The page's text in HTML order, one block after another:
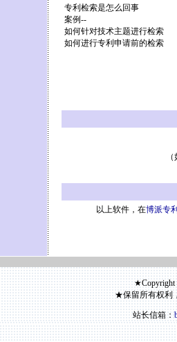
专利检索是怎么回事
案例--
如何针对技术主题进行检索
如何进行专利申请前的检索
以上软件，在博派专
★Copyright
★保留所有权利
站长信箱：